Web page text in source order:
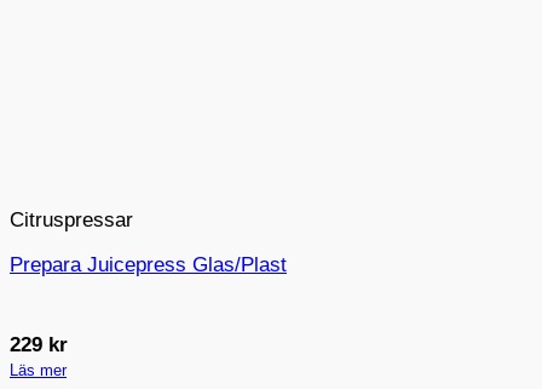
Citruspressar
Prepara Juicepress Glas/Plast
229 kr
Läs mer